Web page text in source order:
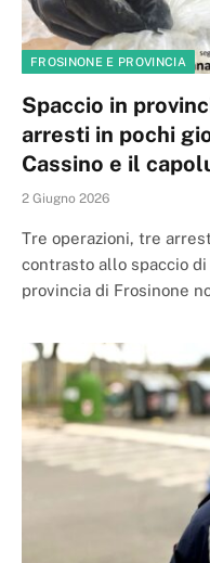
FROSINONE E PROVINCIA
Spaccio in
arresti in pochi
Cassino e il
2 Giugno 2026
Tre operazioni, tre
contrasto allo spaccio
provincia di Frosinone